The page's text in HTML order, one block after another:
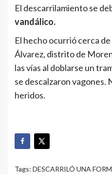
El descarrilamiento se
vandálico.
El hecho ocurrió cerca
Álvarez, distrito de
las vías al doblarse un
se descalzaron vagones.
heridos.
Tags: DESCARRILÓ UNA